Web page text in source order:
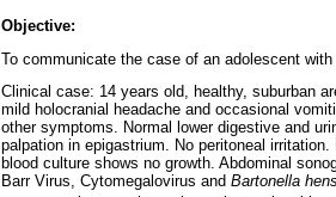
Objective:
To communicate the case of an adolescent
Clinical case: 14 years old, healthy, suburban
mild holocranial headache and occasional
other symptoms. Normal lower digestive and
palpation in epigastrium. No peritoneal
blood culture shows no growth. Abdominal
Barr Virus, Cytomegalovirus and Bartonella